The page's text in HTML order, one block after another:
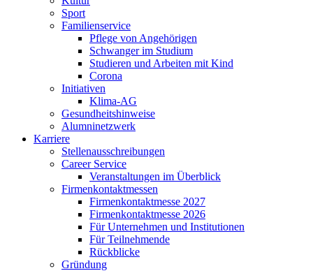
Sport
Familienservice
Pflege von Angehörigen
Schwanger im Studium
Studieren und Arbeiten mit Kind
Corona
Initiativen
Klima-AG
Gesundheitshinweise
Alumninetzwerk
Karriere
Stellenausschreibungen
Career Service
Veranstaltungen im Überblick
Firmenkontaktmessen
Firmenkontaktmesse 2027
Firmenkontaktmesse 2026
Für Unternehmen und Institutionen
Für Teilnehmende
Rückblicke
Gründung